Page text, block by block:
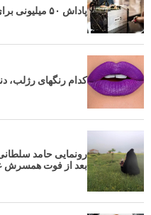
پاداش ۵۰ میلیونی برای گزارش استخراج غیرمجاز رمزارز‌ها
کدام رنگهای رژلب،
رونمایی حامد
بعد از فوت